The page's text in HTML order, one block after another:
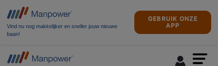
Vind nu nog makkelijker en sneller jouw nieuwe
baan!
GEBRUIK ONZE
APP